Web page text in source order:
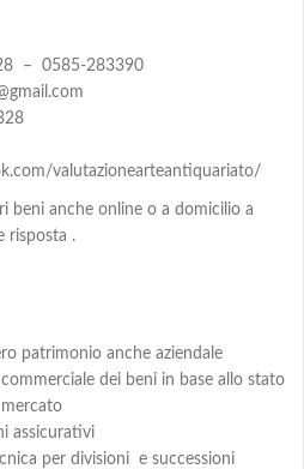
– 0585-283390
valutazionearteantiquariato/
beni anche online o a domicilio a
risposta .
patrimonio anche aziendale
dei beni in base allo stato
assicurativi
per divisioni e successioni